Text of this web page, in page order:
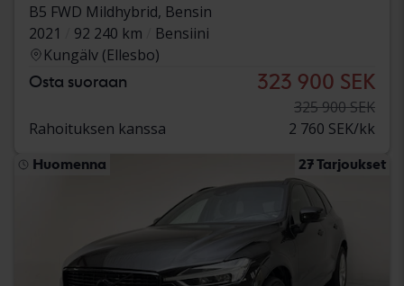
B5 FWD Mildhybrid, Bensin
2021
92 240 km
Bensiini
Kungälv (Ellesbo)
Osta suoraan 323 900 SEK
325 900 SEK
Rahoituksen kanssa
2 760 SEK/kk
Huomenna 27 Tarjoukset